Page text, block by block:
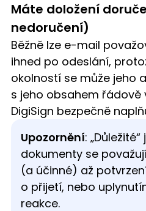
Máte doložení
nedoručení)
Běžně lze e-mail
ihned po odeslání,
okolností se může jeho
s jeho obsahem řádově
DigiSign bezpečně
Upozornění:
dokumenty se
(a účinné) až
o přijetí, nebo
reakce.